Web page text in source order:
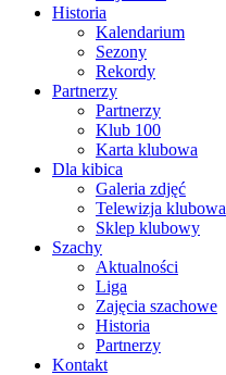
Historia
Kalendarium
Sezony
Rekordy
Partnerzy
Partnerzy
Klub 100
Karta klubowa
Dla kibica
Galeria zdjęć
Telewizja klubowa
Sklep klubowy
Szachy
Aktualności
Liga
Zajęcia szachowe
Historia
Partnerzy
Kontakt